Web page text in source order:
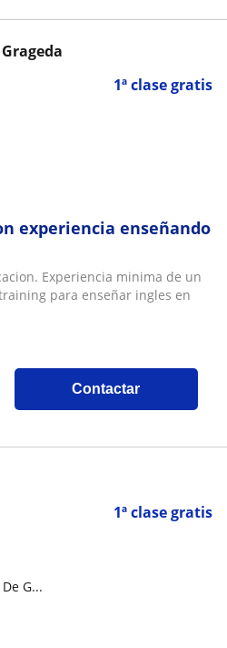
1ª clase gratis
experiencia enseñando
Experiencia minima de un
para enseñar ingles en
Contactar
1ª clase gratis
G...